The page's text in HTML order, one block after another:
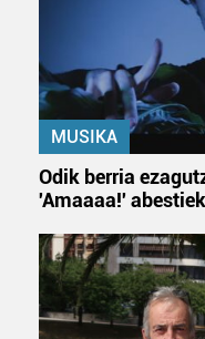
MUSIKA
Odik berria
'Amaaaa!'